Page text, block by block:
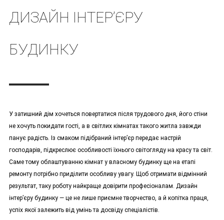
ДИЗАЙН ІНТЕР’ЄРУ
БУДИНКУ
У затишний дім хочеться повертатися після трудового дня, його стіни
не хочуть покидати гості, а в світлих кімнатах такого житла завжди
панує радість. Із смаком підібраний інтер’єр передає настрій
господарів, підкреслює особливості їхнього світогляду на красу та світ.
Саме тому облаштуванню кімнат у власному будинку ще на етапі
ремонту потрібно приділити особливу увагу. Щоб отримати відмінний
результат, таку роботу найкраще довірити професіоналам. Дизайн
інтер’єру будинку — це не лише приємне творчество, а й копітка праця,
успіх якої залежить від умінь та досвіду спеціалістів.